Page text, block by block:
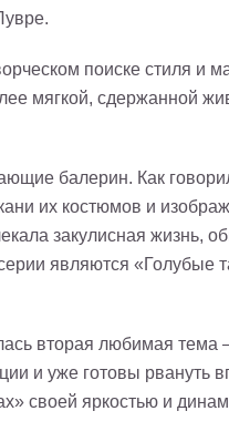
поиске стиля и
мягкой, сдержанной
балерин. Как
их костюмов и
закулисная жизнь,
являются
вторая любимая тема
и уже готовы
своей яркостью и